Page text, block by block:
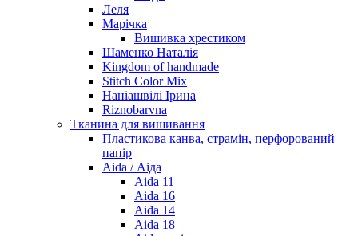
Леля
Марічка
Вишивка хрестиком
Шаменко Наталія
Kingdom of handmade
Stitch Color Mix
Наніашвілі Ірина
Riznobarvna
Тканина для вишивання
Пластикова канва, страмін, перфорований
папір
Aida / Аіда
Aida 11
Aida 16
Aida 14
Aida 18